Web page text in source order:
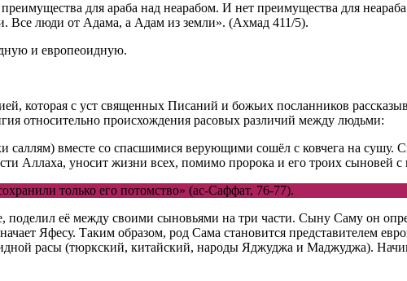
для араба над неарабом. И нет преимущества для
Все люди от Адама, а Адам из земли». (Ахмад 411/5).
и европеоидную.
которая с уст священных Писаний и божьих посланников
относительно происхождения расовых различий между людьми:
вместе со спасшимися верующими сошёл с ковчега на сушу.
Аллаха, уносит жизни всех, помимо пророка и его троих сыновей
только его потомство» (ас-Саффат, 76-77).
поделил её между своими сыновьями на три части. Сыну Саму он
Яфесу. Таким образом, род Сама становится представителем
расы (тюркский, китайский, народы Яджуджа и Маджуджа).